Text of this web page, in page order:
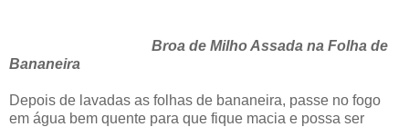
Broa de Milho Assada na Folha de
Bananeira
Depois de lavadas as folhas de bananeira, passe no fogo
em água bem quente para que fique macia e possa ser